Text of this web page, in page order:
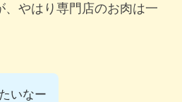
、やはり専門店のお肉は一
いなー